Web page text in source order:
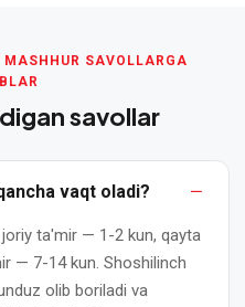
SAVOLLARGA
savollar
vaqt oladi?
ta'mir — 1-2 kun, qayta
— 7-14 kun. Shoshilinch
olib boriladi va